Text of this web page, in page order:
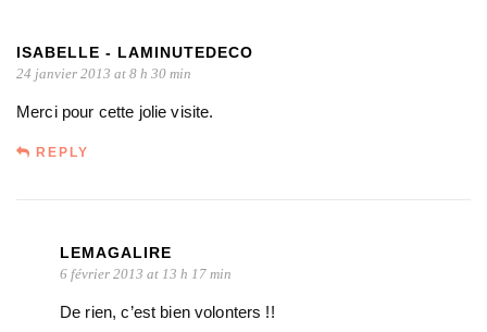
ISABELLE - LAMINUTEDECO
24 janvier 2013 at 8 h 30 min
Merci pour cette jolie visite.
REPLY
LEMAGALIRE
6 février 2013 at 13 h 17 min
De rien, c’est bien volonters !!